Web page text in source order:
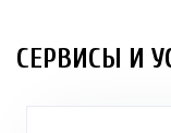
СЕРВИСЫ И